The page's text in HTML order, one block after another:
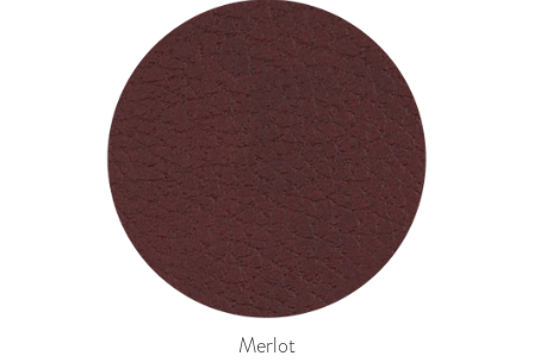
Merlot